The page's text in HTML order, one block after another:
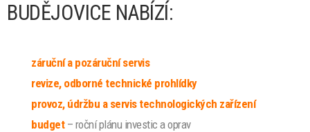
BUDĚJOVICE NABÍZÍ:
záruční a pozáruční servis
revize, odborné technické prohlídky
provoz, údržbu a servis technologických zařízení
budget– roční plánu investic a oprav